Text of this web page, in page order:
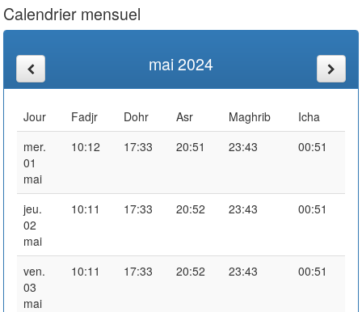
Calendrier mensuel
mai 2024
Jour Fadjr Dohr Asr Maghrib
Icha
mer.
01
mai
10:12 17:33 20:51 23:43 00:51
jeu.
02
mai
10:11 17:33 20:52 23:43 00:51
ven.
03
mai
10:11 17:33 20:52 23:43 00:51